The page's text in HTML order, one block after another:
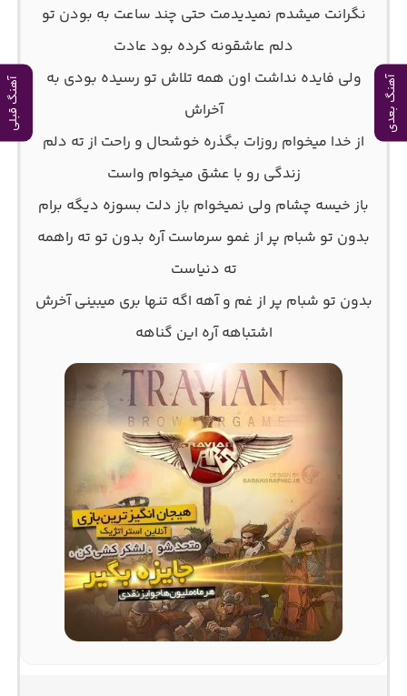
آهنگ بعدی آهنگ قبلی
نگرانت میشدم نمیدیدمت حتی چند ساعت به بودن تو
دلم عاشقونه کرده بود عادت
ولی فایده نداشت اون همه تلاش تو رسیده بودی به
آخراش
از خدا میخوام روزات بگذره خوشحال و راحت از ته دلم
زندگی رو با عشق میخوام واست
باز خیسه چشام ولی نمیخوام باز دلت بسوزه دیگه برام
بدون تو شبام پر از غمو سرماست آره بدون تو ته راهمه
ته دنیاست
بدون تو شبام پر از غم و آهه اگه تنها بری میبینی آخرش
اشتباهه آره این گناهه